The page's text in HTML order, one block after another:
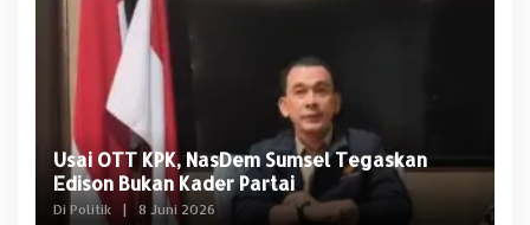
Usai OTT KPK, NasDem Sumsel Tegaskan
Edison Bukan Kader Partai
Di Politik 8 Juni 2026